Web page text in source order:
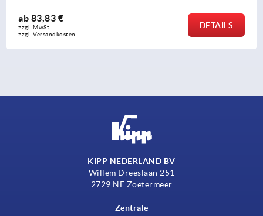
DETAILS
KIPP NEDERLAND BV
Willem Dreeslaan 251
2729 NE Zoetermeer
Zentrale